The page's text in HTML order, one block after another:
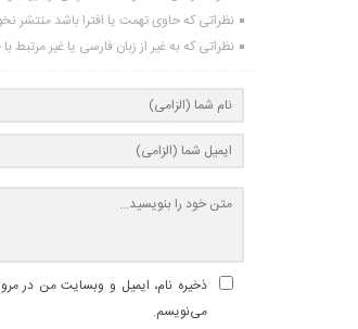
نظراتی که حاوی تهمت یا افترا باشد منتشر
نظراتی که به غیر از زبان فارسی یا غیر
ذخیره نام، ایمیل و وبسایت من در
می‌نویسم.